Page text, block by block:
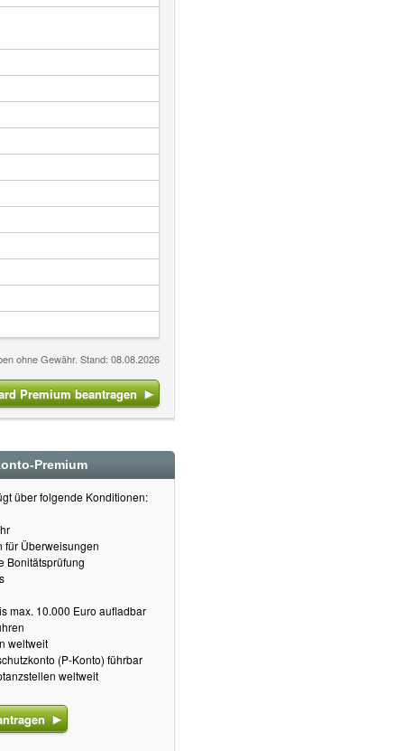
ohne Gewähr. Stand: 08.08.2026
Premium beantragen
Premium
über folgende Konditionen:
für Überweisungen
Bonitätsprüfung
max. 10.000 Euro aufladbar
weltweit
(P-Konto) führbar
weltweit